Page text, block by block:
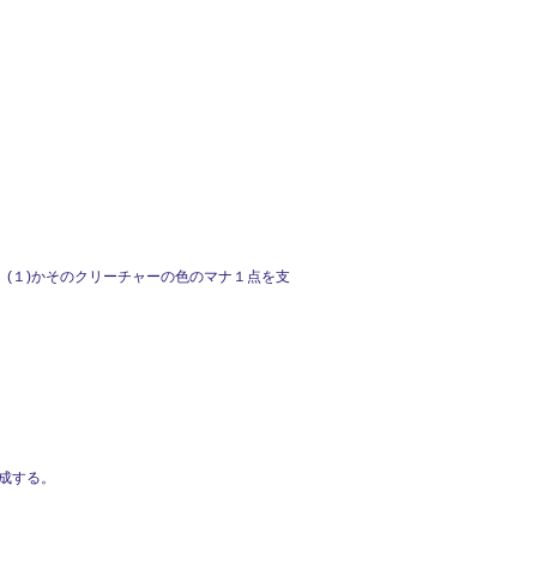
１)かそのクリーチャーの色のマナ１点を支
する。